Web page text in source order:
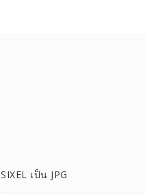
SIXEL เป็น JPG